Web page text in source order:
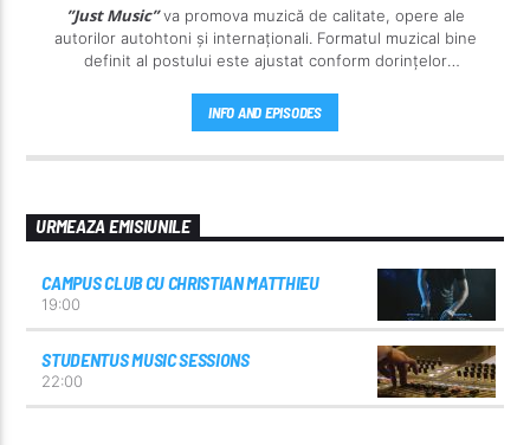
”Just Music”va promova muzică de calitate, opere ale
autorilor autohtoni și internaționali. Formatul muzical bine
definit al postului este ajustat conform dorințelor
INFO AND EPISODES
URMEAZA EMISIUNILE
CAMPUS CLUB CU CHRISTIAN MATTHIEU
19:00
STUDENTUS MUSIC SESSIONS
22:00